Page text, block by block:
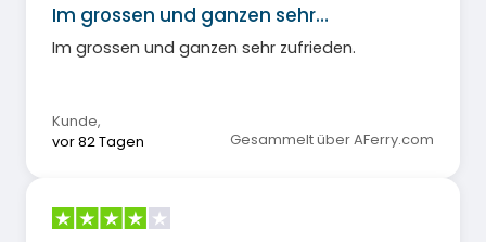
Im grossen und ganzen sehr…
Im grossen und ganzen sehr zufrieden.
Kunde,
vor 82 Tagen
Gesammelt über AFerry.com